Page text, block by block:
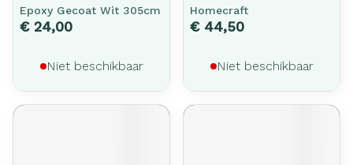
Epoxy Gecoat Wit 305cm
€ 24,00
Niet beschikbaar
Homecraft
€ 44,50
Niet beschikbaar